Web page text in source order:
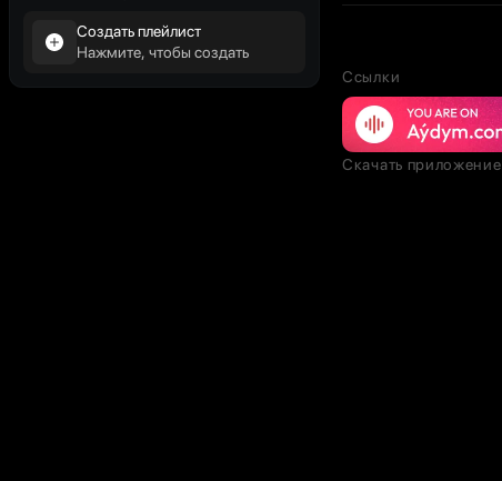
Создать плейлист
Нажмите, чтобы создать
Ссылки
Скачать приложение